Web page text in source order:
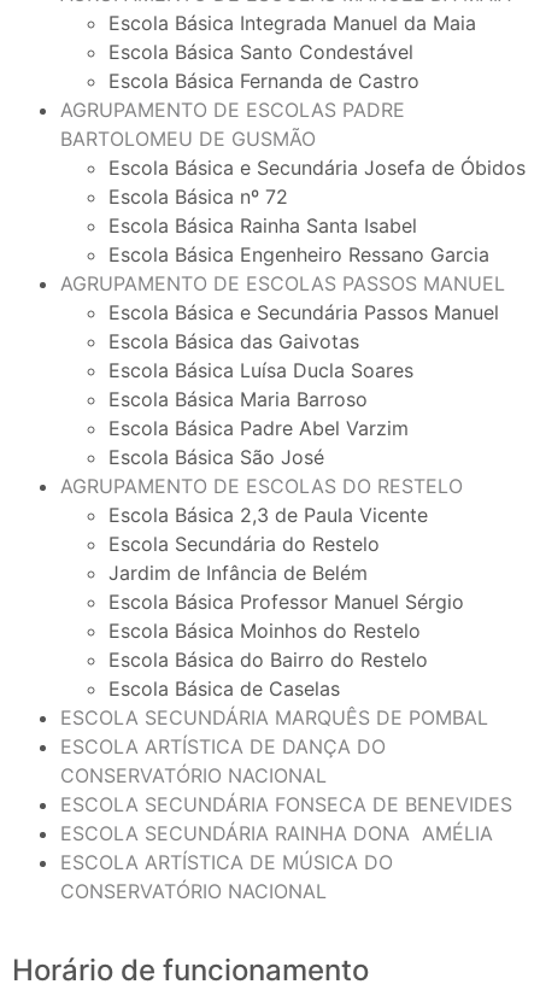
Escola Básica Integrada Manuel da Maia
Escola Básica Santo Condestável
Escola Básica Fernanda de Castro
AGRUPAMENTO DE ESCOLAS PADRE
BARTOLOMEU DE GUSMÃO
Escola Básica e Secundária Josefa de Óbidos
Escola Básica nº 72
Escola Básica Rainha Santa Isabel
Escola Básica Engenheiro Ressano Garcia
AGRUPAMENTO DE ESCOLAS PASSOS MANUEL
Escola Básica e Secundária Passos Manuel
Escola Básica das Gaivotas
Escola Básica Luísa Ducla Soares
Escola Básica Maria Barroso
Escola Básica Padre Abel Varzim
Escola Básica São José
AGRUPAMENTO DE ESCOLAS DO RESTELO
Escola Básica 2,3 de Paula Vicente
Escola Secundária do Restelo
Jardim de Infância de Belém
Escola Básica Professor Manuel Sérgio
Escola Básica Moinhos do Restelo
Escola Básica do Bairro do Restelo
Escola Básica de Caselas
ESCOLA SECUNDÁRIA MARQUÊS DE POMBAL
ESCOLA ARTÍSTICA DE DANÇA DO
CONSERVATÓRIO NACIONAL
ESCOLA SECUNDÁRIA FONSECA DE BENEVIDES
ESCOLA SECUNDÁRIA RAINHA DONA AMÉLIA
ESCOLA ARTÍSTICA DE MÚSICA DO
CONSERVATÓRIO NACIONAL
Horário de funcionamento